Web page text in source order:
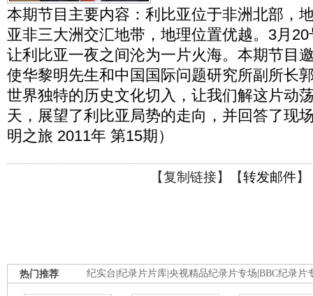
本期节目主要内容：利比亚位于非洲北部，
亚非三大洲交汇地带，地理位置优越。3月
让利比亚一夜之间沦为一片火海。本期节目
使华黎明先生和中国国际问题研究所副所长
世界独特的历史文化切入，让我们解这片动
天，展望了利比亚局势的走向，并回答了现
明之旅 2011年 第15期）
【复制链接】【转发邮件】
纪实台 纪录片片库 央视精品纪录片专场 BBC纪录片
热门推荐